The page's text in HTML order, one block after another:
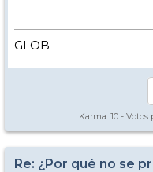
(cinco a mis espaldas) si me
vuelvo cargado de amigos.
GLOB
Karma: 10 - Votos
Re: ¿Por qué no se